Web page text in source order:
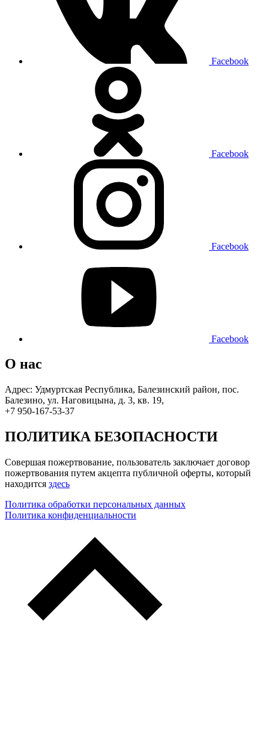
Facebook
Facebook
Facebook
Facebook
О нас
Адрес: Удмуртская Республика, Балезинский район, пос.
Балезино, ул. Наговицына, д. 3, кв. 19,
+7 950-167-53-37
ПОЛИТИКА БЕЗОПАСНОСТИ
Совершая пожертвование, пользователь заключает договор
пожертвования путем акцепта публичной оферты, который
находится здесь
Политика обработки персональных данных
Политика конфиденциальности